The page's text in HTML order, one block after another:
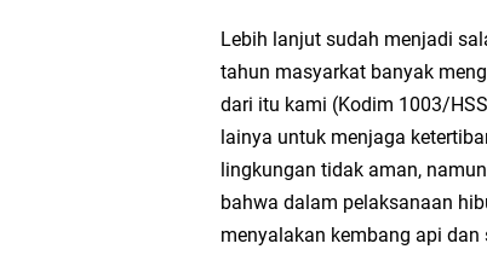
Lebih lanjut sudah menjadi
tahun masyarkat banyak
dari itu kami (Kodim 1003/
lainya untuk menjaga
lingkungan tidak aman,
bahwa dalam pelaksanaan
menyalakan kembang api